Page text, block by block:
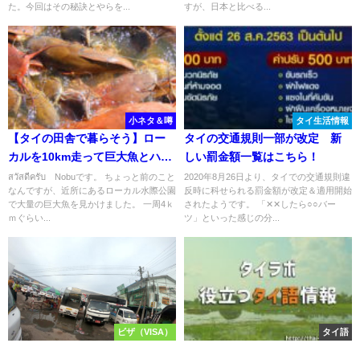
た。今回はその秘訣とやらを...
すが、日本と比べる...
小ネタ＆噂
【タイの田舎で暮らそう】ロー
カルを10km走って巨大魚とハト
にエサをあげにいってみた
สวัสดีครับ Nobuです。 ちょっと前のこと
なんですが、近所にあるローカル水際公園
で大量の巨大魚を見かけました。 一周4ｋ
ｍぐらい...
タイ生活情報
タイの交通規則一部が改定 新
しい罰金額一覧はこちら！
2020年8月26日より、タイでの交通規則違
反時に科せられる罰金額が改定＆適用開始
されたようです。 「✕✕したら○○バー
ツ」といった感じの分...
ビザ（VISA） タイ語